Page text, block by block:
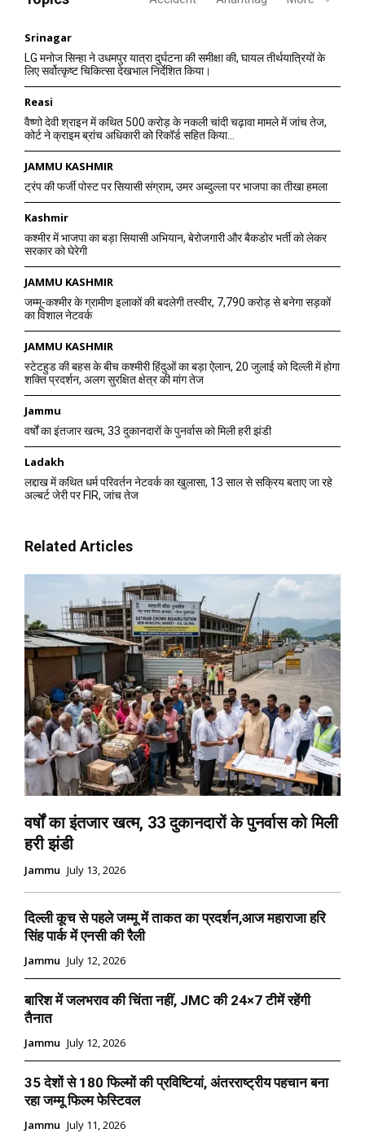
Srinagar
LG मनोज सिन्हा ने उधमपुर यात्रा दुर्घटना की समीक्षा की, घायल तीर्थयात्रियों के
लिए सर्वोत्कृष्ट चिकित्सा देखभाल निर्देशित किया।
Reasi
वैष्णो देवी श्राइन में कथित 500 करोड़ के नकली चांदी चढ़ावा मामले में जांच तेज,
कोर्ट ने क्राइम ब्रांच अधिकारी को रिकॉर्ड सहित किया...
JAMMU KASHMIR
ट्रंप की फर्जी पोस्ट पर सियासी संग्राम, उमर अब्दुल्ला पर भाजपा का तीखा हमला
Kashmir
कश्मीर में भाजपा का बड़ा सियासी अभियान, बेरोजगारी और बैकडोर भर्ती को लेकर
सरकार को घेरेगी
JAMMU KASHMIR
जम्मू-कश्मीर के ग्रामीण इलाकों की बदलेगी तस्वीर, 7,790 करोड़ से बनेगा सड़कों
का विशाल नेटवर्क
JAMMU KASHMIR
स्टेटहुड की बहस के बीच कश्मीरी हिंदुओं का बड़ा ऐलान, 20 जुलाई को दिल्ली में होगा
शक्ति प्रदर्शन, अलग सुरक्षित क्षेत्र की मांग तेज
Jammu
वर्षों का इंतजार खत्म, 33 दुकानदारों के पुनर्वास को मिली हरी झंडी
Ladakh
लद्दाख में कथित धर्म परिवर्तन नेटवर्क का खुलासा, 13 साल से सक्रिय बताए जा रहे
अल्बर्ट जेरी पर FIR, जांच तेज
Related Articles
वर्षों का इंतजार खत्म, 33 दुकानदारों के पुनर्वास को मिली
हरी झंडी
Jammu July 13, 2026
दिल्ली कूच से पहले जम्मू में ताकत का प्रदर्शन,आज महाराजा हरि
सिंह पार्क में एनसी की रैली
Jammu July 12, 2026
बारिश में जलभराव की चिंता नहीं, JMC की 24×7 टीमें रहेंगी
तैनात
Jammu July 12, 2026
35 देशों से 180 फिल्मों की प्रविष्टियां, अंतरराष्ट्रीय पहचान बना
रहा जम्मू फिल्म फेस्टिवल
Jammu July 11, 2026